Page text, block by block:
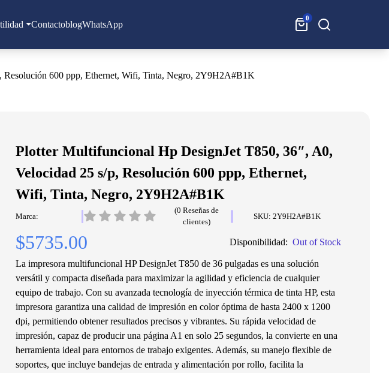
ContactoblogWhatsApp
0
Buscar:
600 ppp, Ethernet, Wifi, Tinta, Negro, 2Y9H2A#B1K
Plotter Multifuncional Hp DesignJet T850, 36″, A0,
Velocidad 25 s/p, Resolución 600 ppp, Ethernet,
Wifi, Tinta, Negro, 2Y9H2A#B1K
Marca:
(0 Reseñas de
clientes)
SKU: 2Y9H2A#B1K
$5735.00 Disponibilidad: Out of Stock
La impresora multifuncional HP DesignJet T850 de 36 pulgadas es una solución
versátil y compacta diseñada para maximizar la agilidad y eficiencia de cualquier
equipo de trabajo. Con su avanzada tecnología de inyección térmica de tinta HP, esta
impresora garantiza una calidad de impresión en color óptima de hasta 2400 x 1200
dpi, permitiendo obtener resultados precisos y vibrantes. Su rápida velocidad de
impresión, capaz de producir una página A1 en solo 25 segundos, la convierte en una
herramienta ideal para entornos de trabajo exigentes. Además, su manejo flexible de
soportes, que incluye bandejas de entrada y alimentación por rollo, facilita la